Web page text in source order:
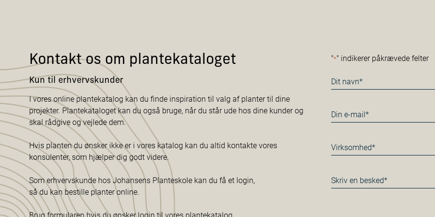
Kontakt os om plantekataloget
Kun til erhvervskunder
I vores online plantekatalog kan du finde inspiration til valg af planter til dine
projekter. Plantekataloget kan du også bruge, når du står ude hos dine kunder og
skal rådgive og vejlede dem.
Hvis planten du ønsker ikke er i vores katalog kan du altid kontakte vores
konsulenter, som hjælper dig godt videre.
Som erhvervskunde hos Johansens Planteskole kan du få et login,
så du kan bestille planter online.
Brug formularen hvis du ønsker login til vores plantekatalog.
"*" indikerer påkrævede felter
Navn
*
E-
mail
Virksomhed*
*
Besked
*